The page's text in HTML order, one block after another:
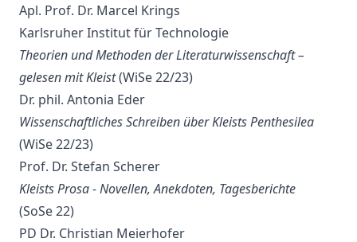
Apl. Prof. Dr. Marcel Krings
Karlsruher Institut für Technologie
Theorien und Methoden der Literaturwissenschaft –
gelesen mit Kleist(WiSe 22/23)
Dr. phil. Antonia Eder
Wissenschaftliches Schreiben über Kleists Penthesilea
(WiSe 22/23)
Prof. Dr. Stefan Scherer
Kleists Prosa - Novellen, Anekdoten, Tagesberichte
(SoSe 22)
PD Dr. Christian Meierhofer